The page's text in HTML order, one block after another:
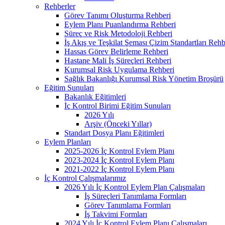
Rehberler
Görev Tanımı Oluşturma Rehberi
Eylem Planı Puanlandırma Rehberi
Süreç ve Risk Metodoloji Rehberi
İş Akış ve Teşkilat Şeması Çizim Standartları
Hassas Görev Belirleme Rehberi
Hastane Mali İş Süreçleri Rehberi
Kurumsal Risk Uygulama Rehberi
Sağlık Bakanlığı Kurumsal Risk Yönetim Broşürü
Eğitim Sunuları
Bakanlık Eğitimleri
İç Kontrol Birimi Eğitim Sunuları
2026 Yılı
Arşiv (Önceki Yıllar)
Standart Dosya Planı Eğitimleri
Eylem Planları
2025-2026 İç Kontrol Eylem Planı
2023-2024 İç Kontrol Eylem Planı
2021-2022 İç Kontrol Eylem Planı
İç Kontrol Çalışmalarımız
2026 Yılı İç Kontrol Eylem Plan Çalışmaları
İş Süreçleri Tanımlama Formları
Görev Tanımlama Formları
İş Takvimi Formları
2024 Yılı İç Kontrol Eylem Planı Çalışmaları